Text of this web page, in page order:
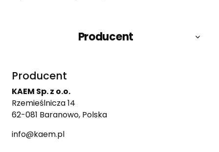
Producent
Producent
KAEM Sp. z o.o.
Rzemieślnicza 14
62-081 Baranowo, Polska
info@kaem.pl